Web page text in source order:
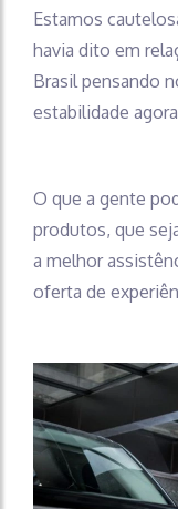
Estamos
havia dito em
Brasil pensando
estabilidade
O que a gente
produtos, que
a melhor
oferta de